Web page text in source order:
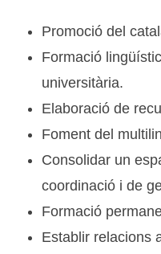
Promoció del
Formació
universitària.
Elaboració de
Foment del
Consolidar un
coordinació i de
Formació
Establir relacions